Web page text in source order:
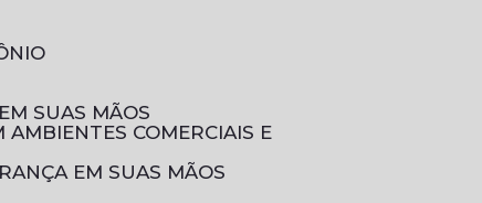
SUAS MÃOS
EM SUAS MÃOS